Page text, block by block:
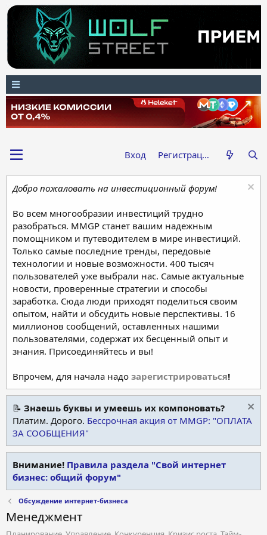
Вход Регистрация
Добро пожаловать на инвестиционный форум!
Во всем многообразии инвестиций трудно
разобраться. MMGP станет вашим надежным
помощником и путеводителем в мире инвестиций.
Только самые последние тренды, передовые
технологии и новые возможности. 400 тысяч
пользователей уже выбрали нас. Самые актуальные
новости, проверенные стратегии и способы
заработка. Сюда люди приходят поделиться своим
опытом, найти и обсудить новые перспективы. 16
миллионов сообщений, оставленных нашими
пользователями, содержат их бесценный опыт и
знания. Присоединяйтесь и вы!
Впрочем, для начала надо зарегистрироваться!
📝 Знаешь буквы и умеешь их компоновать?
Платим. Дорого. Бессрочная акция от MMGP: "ОПЛАТА
ЗА СООБЩЕНИЯ"
Внимание! Правила раздела "Свой интернет
бизнес: общий форум"
Обсуждение интернет-бизнеса
Менеджмент